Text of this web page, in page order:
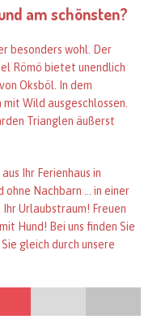
am schönsten?
besonders wohl. Der
Römö bietet unendlich
Oksböl. In dem
Wild ausgeschlossen.
Trianglen äußerst
Ihr Ferienhaus in
ohne Nachbarn … in einer
Urlaubstraum! Freuen
Hund! Bei uns finden Sie
gleich durch unsere